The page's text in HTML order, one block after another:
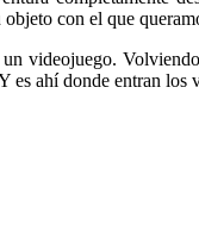
con el que
un videojuego.
es ahí donde entran los